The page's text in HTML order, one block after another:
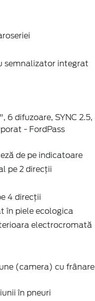
semnalizator integrat
6 difuzoare, SYNC 2.5,
- FordPass
de pe indicatoare
pe 2 direcţii
4 direcţii
în piele ecologica
electrocromată
(camera) cu frânare
în pneuri